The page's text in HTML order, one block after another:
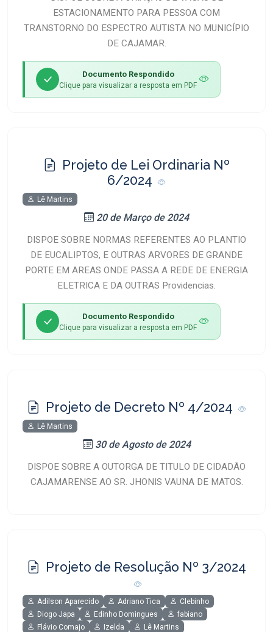
ESTACIONAMENTO PARA PESSOA COM
TRANSTORNO DO ESPECTRO AUTISTA NO MUNICÍPIO
DE CAJAMAR.
Documento Respondido
Clique para visualizar a resposta em PDF
Projeto de Lei Ordinaria Nº
6/2024
Lê Martins
20 de Março de 2024
DISPOE SOBRE NORMAS REFERENTES AO PLANTIO
DE EUCALIPTOS, E OUTRAS ARVORES DE GRANDE
PORTE EM AREAS ONDE PASSA A REDE DE ENERGIA
ELETRICA E DA OUTRAS Providencias.
Documento Respondido
Clique para visualizar a resposta em PDF
Projeto de Decreto Nº 4/2024
Lê Martins
30 de Agosto de 2024
DISPOE SOBRE A OUTORGA DE TITULO DE CIDADÃO
CAJAMARENSE AO SR. JHONIS VAUNA DE MATOS.
Projeto de Resolução Nº 3/2024
Adilson Aparecido Adriano Tica
Clebinho
Diogo Japa
Edinho Domingues
fabiano
Flávio Comajo
Izelda
Lê Martins